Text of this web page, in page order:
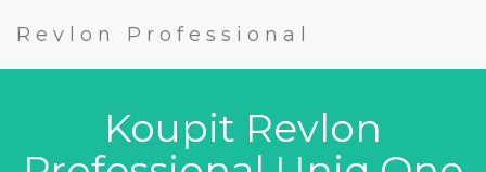
Revlon Professional
Koupit Revlon